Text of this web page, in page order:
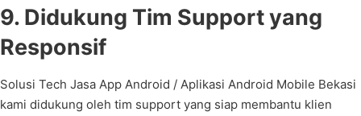
9. Didukung Tim Support yang
Responsif
Solusi Tech Jasa App Android / Aplikasi Android Mobile Bekasi
kami didukung oleh tim support yang siap membantu klien